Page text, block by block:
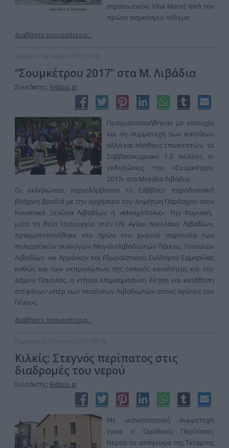
στρατιωτικού Vital Morel, από τον
πρώτο παγκόσμιο πόλεμο.
Διαβάστε περισσότερα...
Σάββατο, 08 Ιουλίου 2017 19:20
“Σουμκέτρου 2017” στα Μ. Λιβάδια
Συντάκτης: Eidisis.gr
Πραγματοποιήθηκαν με επιτυχία
και τη συμμετοχή των κατοίκων
αλλά και πλήθους επισκεπτών, το
Σαββατοκύριακο 1-2 Ιουλίου, οι
εκδηλώσεις του «Σουμκέτρου
2017» στα Μεγάλα Λιβάδια.
Οι εκδηλώσεις περιελάμβαναν το Σάββατο παραδοσιακή
βλάχικη βραδιά με την ορχήστρα του Δημήτρη Παράσχου στον
Κοινοτικό Ξενώνα Λιβαδίων η «Μοσχόπολις». Την Κυριακή,
μετά τη θεία λειτουργία στον Ι.Ν. Αγίου Νικολάου Λιβαδίων,
πραγματοποιήθηκε στο ηρώο του χωριού παρουσία των
πολιτιστικών συλλόγων Μεγαλολιβαδιωτών Πάικου, Γυναικών
Λιβαδίων «οι Αρμάνες» και Εξωραϊστικού Συλλόγου Σαμαρίνας
καθώς και των εκπροσώπων της τοπικής κοινότητας και του
Δήμου Παιονίας, η ετήσια επιμνημόσυνη δέηση και κατάθεση
στεφάνων υπέρ των πεσόντων Λιβαδιωτών στους αγώνες του
Γένους.
Διαβάστε περισσότερα...
Παρασκευή, 07 Ιουλίου 2017 20:56
Κιλκίς: Στεγνός περίπατος στις
διαδρομές του νερού
Συντάκτης: Eidisis.gr
Με ικανοποιητική συμμετοχή
έγινε ο Ομαδικός Περίπατος
Νερού το απόγευμα της Τετάρτης